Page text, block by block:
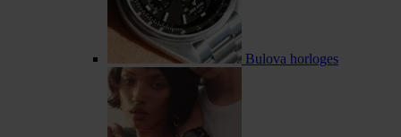
Bulova horloges